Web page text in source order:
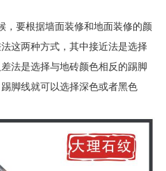
，要根据墙面装修和地面装修的颜
这两种方式，其中接近法是选择
法是选择与地砖颜色相反的踢脚
脚线就可以选择深色或者黑色